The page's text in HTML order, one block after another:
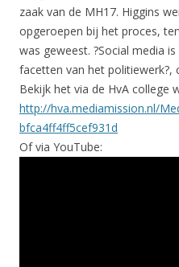
zaak van de MH17. Higgins
opgeroepen bij het proces,
was geweest. ?Social media
facetten van het politiewerk?,
Bekijk het via de HvA college
http://hva.mediamission.nl/
bfca4ff4ff5cef931d
Of via YouTube: